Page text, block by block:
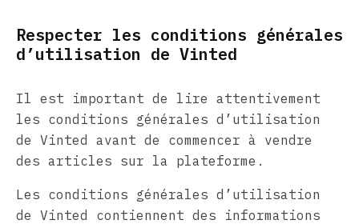
Respecter les conditions générales
d’utilisation de Vinted
Il est important de lire attentivement
les conditions générales d’utilisation
de Vinted avant de commencer à vendre
des articles sur la plateforme.
Les conditions générales d’utilisation
de Vinted contiennent des informations